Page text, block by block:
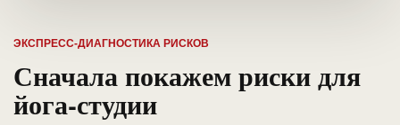
ЭКСПРЕСС-ДИАГНОСТИКА РИСКОВ
Сначала покажем риски для
йога-студии